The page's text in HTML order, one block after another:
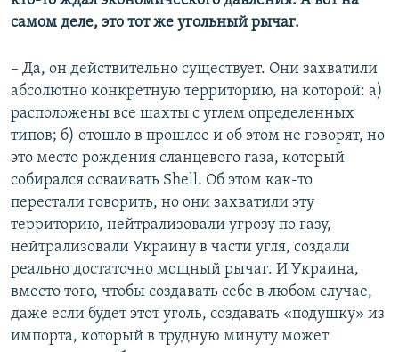
самом деле, это тот же угольный рычаг.
– Да, он действительно существует. Они захватили
абсолютно конкретную территорию, на которой: а)
расположены все шахты с углем определенных
типов; б) отошло в прошлое и об этом не говорят, но
это место рождения сланцевого газа, который
собирался осваивать Shell. Об этом как-то
перестали говорить, но они захватили эту
территорию, нейтрализовали угрозу по газу,
нейтрализовали Украину в части угля, создали
реально достаточно мощный рычаг. И Украина,
вместо того, чтобы создавать себе в любом случае,
даже если будет этот уголь, создавать «подушку» из
импорта, который в трудную минуту может